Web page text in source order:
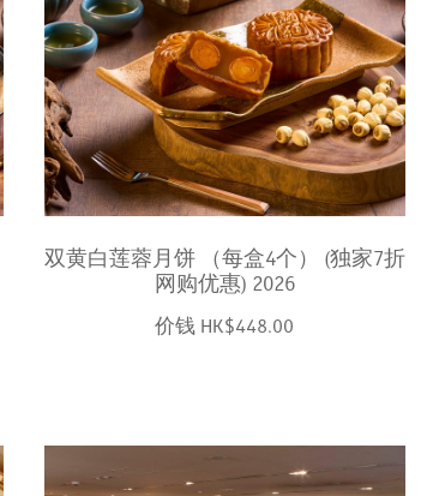
双黄白莲蓉月饼 （每盒4个） (独家7折
网购优惠) 2026
价钱 HK$448.00